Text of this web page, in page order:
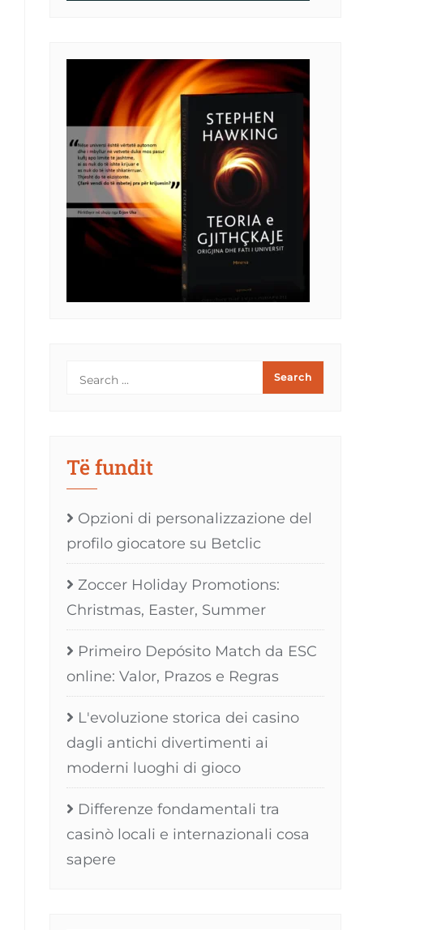
Të fundit
Opzioni di personalizzazione del
profilo giocatore su Betclic
Zoccer Holiday Promotions:
Christmas, Easter, Summer
Primeiro Depósito Match da ESC
online: Valor, Prazos e Regras
L'evoluzione storica dei casino
dagli antichi divertimenti ai
moderni luoghi di gioco
Differenze fondamentali tra
casinò locali e internazionali cosa
sapere